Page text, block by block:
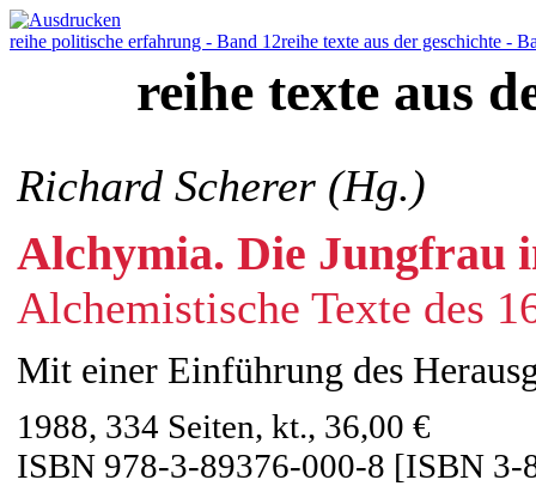
reihe politische erfahrung - Band 12reihe texte aus der geschichte -
reihe texte aus
Richard Scherer (Hg.)
Alchymia. Die Jungfrau
Alchemistische Texte des
Mit einer Einführung des
1988, 334 Seiten, kt., 36,00 €
ISBN 978-3-89376-000-8 [ISBN 3-